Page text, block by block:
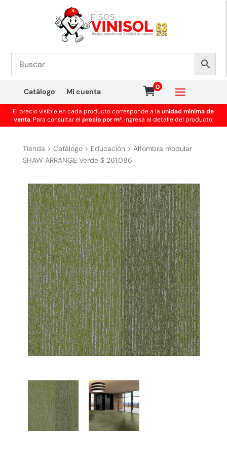
Catálogo Mi cuenta
0
El precio visible en cada producto corresponde a launidad mínima de
venta. Para consultar el precio por m², ingresa al detalle del producto.
Tienda > Catálogo> Educación > Alfombra modular
SHAW ARRANGE Verde $ 261.086